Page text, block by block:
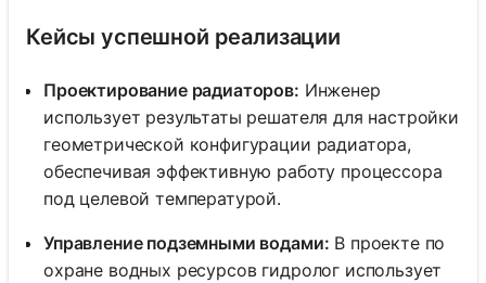
Кейсы успешной реализации
Проектирование радиаторов: Инженер
использует результаты решателя для настройки
геометрической конфигурации радиатора,
обеспечивая эффективную работу процессора
под целевой температурой.
Управление подземными водами: В проекте по
охране водных ресурсов гидролог использует